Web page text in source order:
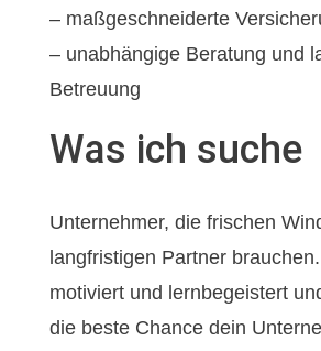
– maßgeschneiderte
– unabhängige Beratung und
Betreuung
Was ich suche
Unternehmer, die frischen
langfristigen Partner
motiviert und lernbegeistert
die beste Chance dein